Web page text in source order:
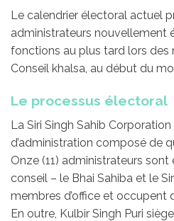
Le calendrier électoral actuel
administrateurs nouvellement
fonctions au plus tard lors des
Conseil khalsa, au début du
Le processus électoral
La Siri Singh Sahib
d’administration composé de
Onze (11) administrateurs
conseil – le Bhai Sahiba et le
membres d’office et occupent
En outre, Kulbir Singh Puri